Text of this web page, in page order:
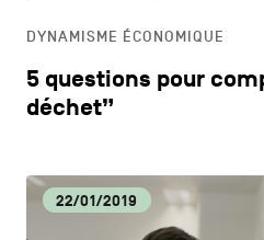
LIFESTYLE
DYNAMISME ÉCONOMIQUE
5 questions pour
déchet”
22/01/2019